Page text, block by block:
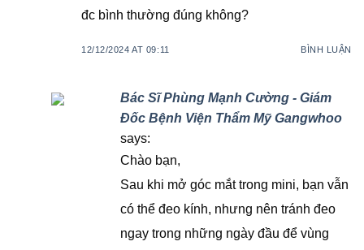
đc bình thường đúng không?
12/12/2024 AT 09:11 BÌNH LUẬN
Bác Sĩ Phùng Mạnh Cường - Giám
Đốc Bệnh Viện Thẩm Mỹ Gangwhoo
says:
Chào bạn,
Sau khi mở góc mắt trong mini, bạn vẫn
có thể đeo kính, nhưng nên tránh đeo
ngay trong những ngày đầu để vùng